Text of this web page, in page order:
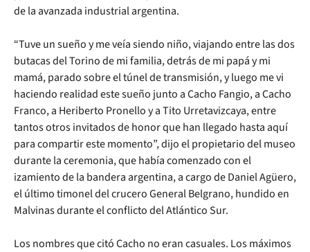
de la avanzada industrial argentina.
“Tuve un sueño y me veía siendo niño, viajando entre las dos
butacas del Torino de mi familia, detrás de mi papá y mi
mamá, parado sobre el túnel de transmisión, y luego me vi
haciendo realidad este sueño junto a Cacho Fangio, a Cacho
Franco, a Heriberto Pronello y a Tito Urretavizcaya, entre
tantos otros invitados de honor que han llegado hasta aquí
para compartir este momento”, dijo el propietario del museo
durante la ceremonia, que había comenzado con el
izamiento de la bandera argentina, a cargo de Daniel Agüero,
el último timonel del crucero General Belgrano, hundido en
Malvinas durante el conflicto del Atlántico Sur.
Los nombres que citó Cacho no eran casuales. Los máximos